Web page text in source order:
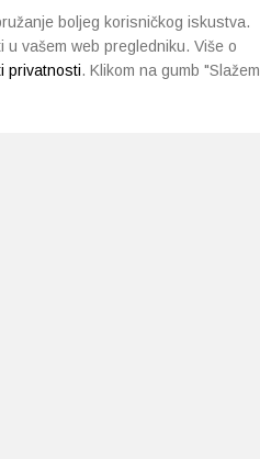
boljeg korisničkog iskustva.
vašem web pregledniku. Više o
privatnosti. Klikom na gumb "Slažem